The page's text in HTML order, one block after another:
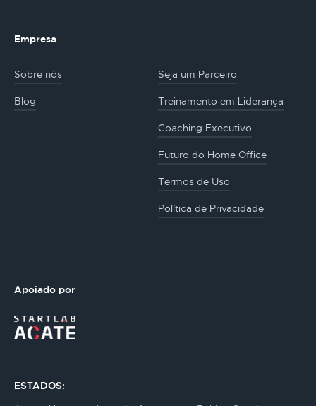
Empresa
Sobre nós Seja um Parceiro
Blog Treinamento em Liderança
Coaching Executivo
Futuro do Home Office
Termos de Uso
Política de Privacidade
Apoiado por
ESTADOS: